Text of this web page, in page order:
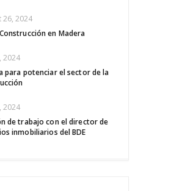
26, 2024
en Madera
2024
para potenciar el sector de la
2024
de trabajo con el director de
inmobiliarios del BDE